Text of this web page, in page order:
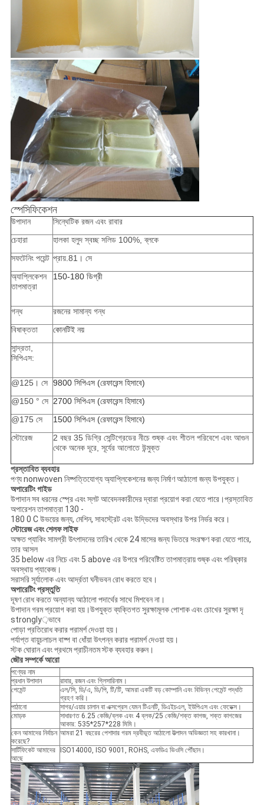
স্পেসিফিকেশন
উপাদান
সিন্থেটিক রজন এবং রাবার
চেহারা
হালকা হলুদ স্বচ্ছ সলিড 100%, ব্লকে
সফটেনিং পয়েন্ট প্রায়.81। সে
অ্যাপ্লিকেশন
তাপমাত্রা
150-180 ডিগ্রী
গন্ধ
রজনের সামান্য গন্ধ
বিষাক্ততা
কোনটিই নয়
সান্দ্রতা,
সিপিএস:
@125। সে 9800 সিপিএস (রেফারেন্স হিসাবে)
@150 ° সে 2700 সিপিএস (রেফারেন্স হিসাবে)
@175 সে
1500 সিপিএস (রেফারেন্স হিসাবে)
স্টোরেজ
2 বছর 35 ডিগ্রি সেন্টিগ্রেডের নীচে শুষ্ক এবং শীতল পরিবেশে এবং আগুন
থেকে অনেক দূরে, সূর্যের আলোতে উন্মুক্ত
প্রস্তাবিত ব্যবহার
পণ্য nonwoven নিষ্পত্তিযোগ্য অ্যাপ্লিকেশনের জন্য নির্মাণ আঠালো জন্য উপযুক্ত।
অপারেটিং গাইড
উপাদান সব ধরনের স্প্রে এবং স্লট আবেদনকারীদের দ্বারা প্রয়োগ করা যেতে পারে।প্রস্তাবিত
অপারেশন তাপমাত্রা 130 -
180 0 C উভয়ের জন্য, মেশিন, সাবস্ট্রেট এবং উদ্ভিদের অবস্থার উপর নির্ভর করে।
স্টোরেজ এবং শেলফ লাইফ
অক্ষত প্যাকিং সামগ্রী উৎপাদনের তারিখ থেকে 24 মাসের জন্য ভিতরে সংরক্ষণ করা যেতে পারে,
তার আসল
35 below এর নিচে এবং 5 above এর উপরে পরিবেষ্টিত তাপমাত্রায় শুষ্ক এবং পরিষ্কার
অবস্থায় প্যাকেজ।
সরাসরি সূর্যালোক এবং আর্দ্রতা ঘনীভবন রোধ করতে হবে।
অপারেটিং প্রস্তুতি
দূষণ রোধ করতে অন্যান্য আঠালো পদার্থের সাথে মিশবেন না।
উপাদান গরম প্রয়োগ করা হয়।উপযুক্ত ব্যক্তিগত সুরক্ষামূলক পোশাক এবং চোখের সুরক্ষা দৃ
strongly়ভাবে
পোড়া প্রতিরোধ করার পরামর্শ দেওয়া হয়।
পর্যাপ্ত বায়ুচলাচল বাষ্প বা ধোঁয়া উৎপন্ন করার পরামর্শ দেওয়া হয়।
স্টক ঘোরান এবং প্রথমে প্রাচীনতম স্টক ব্যবহার করুন।
জৌর সম্পর্কে আরো
পণ্যের নাম
প্রধান উপাদান
রাবার, রজন এবং গ্লিসারিনাম।
পেমেন্ট
এল/সি, ডি/এ, ডি/পি, টি/টি, আমরা একটি বড় কোম্পানি এবং বিভিন্ন পেমেন্ট পদ্ধতি
গ্রহণ করি।
পাঠানো
সাগর/এয়ার চালান বা এক্সপ্রেস যেমন টিএনটি, ডিএইচএল, ইউপিএস এবং ফেডেক্স।
মোড়ক
সাধারণত 6.25 কেজি/ব্লক এবং 4 ব্লক/25 কেজি/শক্ত কাগজ, শক্ত কাগজের
আকার: 535*257*228 মিমি।
কেন আমাদের নির্বাচন
করেছে?
আমরা 21 বছরের পেশাদার গরম দ্রবীভূত আঠালো উত্পাদন অভিজ্ঞতা সহ কারখানা।
সার্টিফিকেট আমাদের
আছে
ISO14000, ISO 9001, ROHS, এফডিএ ভিওসি পৌঁছান।